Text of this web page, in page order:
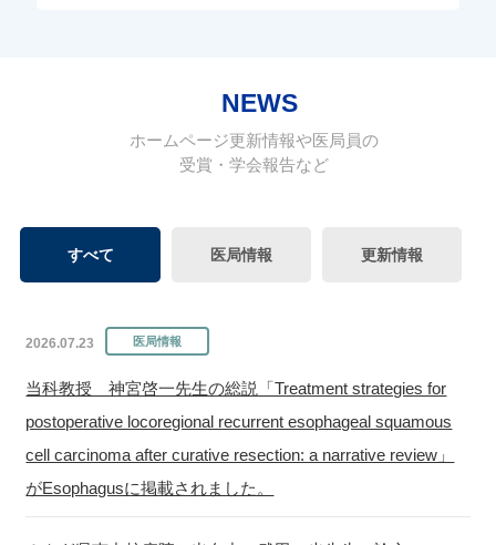
NEWS
ホームページ更新情報や医局員の
受賞・学会報告など
すべて 医局情報 更新情報
2026.07.23
当科教授 神宮啓一先生の総説「Treatment strategies for
postoperative locoregional recurrent esophageal squamous
cell carcinoma after curative resection: a narrative review」
がEsophagusに掲載されました。